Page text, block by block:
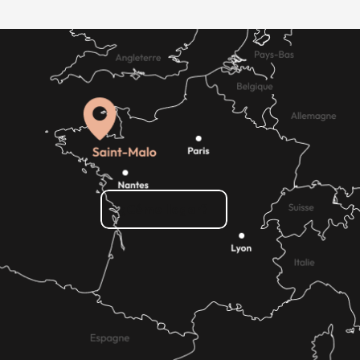
¿Cómo llegar?